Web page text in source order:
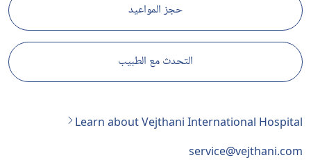
حجز المواعيد
التحدث مع الطبيب
Learn about Vejthani International Hospital
service@vejthani.com